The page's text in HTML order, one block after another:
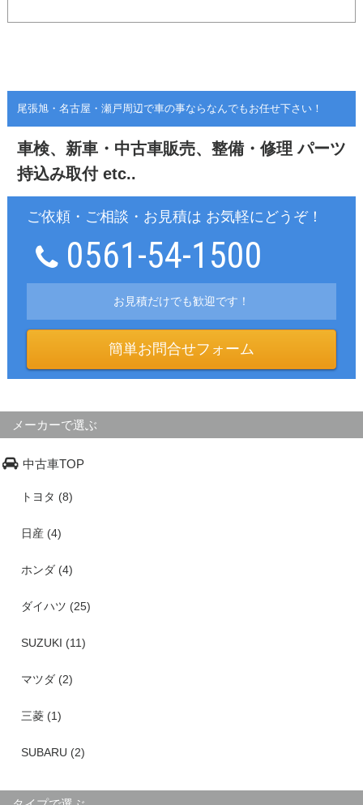
尾張旭・名古屋・瀬戸周辺で車の事ならなんでもお任せ下さい！
車検、新車・中古車販売、整備・修理 パーツ
持込み取付 etc..
ご依頼・ご相談・お見積は お気軽にどうぞ！
0561-54-1500
お見積だけでも歓迎です！
簡単お問合せフォーム
メーカーで選ぶ
中古車TOP
トヨタ (8)
日産 (4)
ホンダ (4)
ダイハツ (25)
SUZUKI (11)
マツダ (2)
三菱 (1)
SUBARU (2)